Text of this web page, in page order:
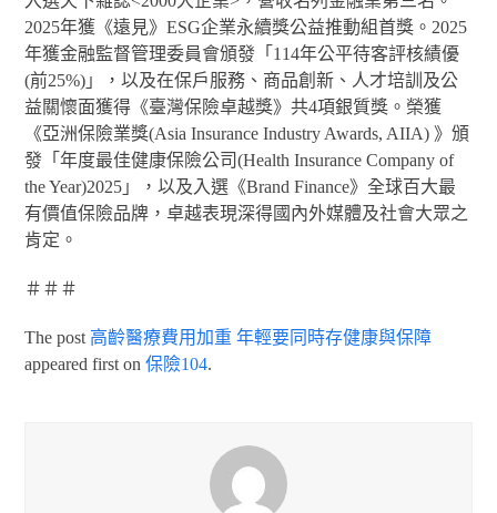
2025年獲《遠見》ESG企業永續獎公益推動組首獎。2025
年獲金融監督管理委員會頒發「114年公平待客評核績優
(前25%)」，以及在保戶服務、商品創新、人才培訓及公
益關懷面獲得《臺灣保險卓越獎》共4項銀質獎。榮獲
《亞洲保險業獎(Asia Insurance Industry Awards, AIIA) 》頒
發「年度最佳健康保險公司(Health Insurance Company of
the Year)2025」，以及入選《Brand Finance》全球百大最
有價值保險品牌，卓越表現深得國內外媒體及社會大眾之
肯定。
＃＃＃
The post 高齡醫療費用加重 年輕要同時存健康與保障
appeared first on保險104.